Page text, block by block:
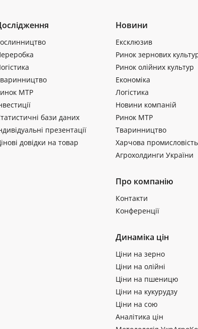
МТР
бази даних
презентації
довідки на товар
Новини
Ексклюзив
Ринок зернових
Ринок олійних культур
Економіка
Логістика
Новини компаній
Ринок МТР
Тваринництво
Харчова промисловість
Агрохолдинги України
Про компанію
Контакти
Конференції
Динаміка цін
Ціни на зерно
Ціни на олійні
Ціни на пшеницю
Ціни на кукурудзу
Ціни на сою
Аналітика цін